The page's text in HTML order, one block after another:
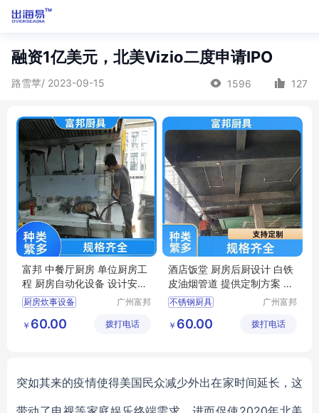
融资1亿美元，北美Vizio二度申请IPO
路雪苹/ 2023-09-15 1596 127
富邦 中餐厅厨房 单位厨房工
程 厨房自动化设备 设计安装
施工
厨房炊事设备
厨房设备配套
广州富邦
工程有限
￥ 60.00 拨打电话
酒店饭堂 厨房后厨设计 白铁
皮油烟管道 提供定制方案 富
邦
不锈钢厨具
学校厨房工程
广州富邦
工程有限
￥ 60.00 拨打电话
突如其来的疫情使得美国民众减少外出在家时间延长，这